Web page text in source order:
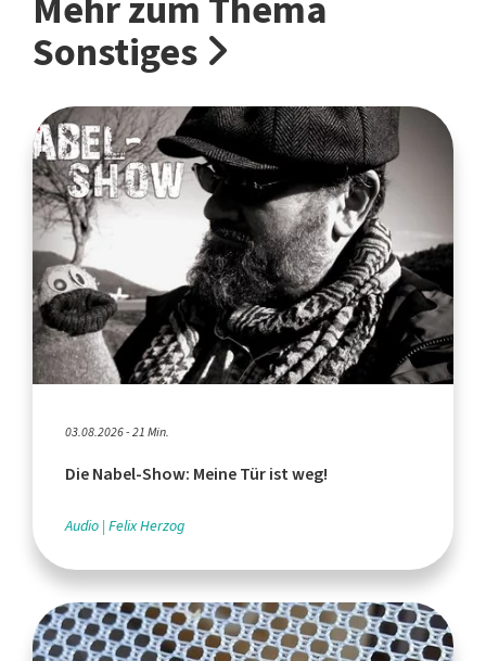
Sonstiges
03.08.2026 - 21 Min.
Die Nabel-Show: Meine Tür ist weg!
Audio Felix Herzog